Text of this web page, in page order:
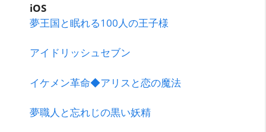
iOS
夢王国と眠れる100人の王子様
アイドリッシュセブン
イケメン革命◆アリスと恋の魔法
夢職人と忘れじの黒い妖精